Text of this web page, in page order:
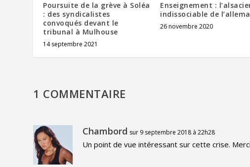
Poursuite de la grève à Soléa
: des syndicalistes
convoqués devant le
tribunal à Mulhouse
14 septembre 2021
Enseignement :
indissociable de
26 novembre 2020
1 COMMENTAIRE
Chambord sur 9 septembre 2018 à 22h28
Un point de vue intéressant sur cette crise. Merci